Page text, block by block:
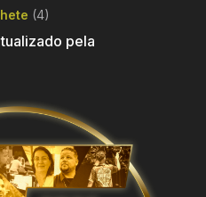
(4)
pela